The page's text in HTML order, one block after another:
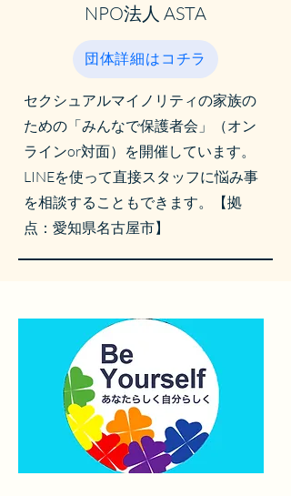
NPO法人 ASTA
団体詳細はコチラ
セクシュアルマイノリティの家族の
ための「みんなで保護者会」（オン
ラインor対面）を開催しています。
LINEを使って直接スタッフに悩み事
を相談することもできます。【拠
点：愛知県名古屋市】